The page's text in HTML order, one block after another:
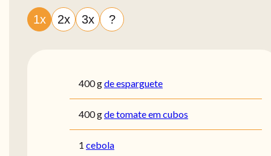
1x 2x 3x ?
400gde esparguete
400gde tomate em cubos
1 cebola